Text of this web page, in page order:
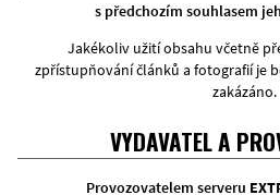
s předchozím souhlasem
Jakékoliv užití obsahu včetně
zpřístupňování článků a fotografií je
zakázáno.
VYDAVATEL A
Provozovatelem serveru